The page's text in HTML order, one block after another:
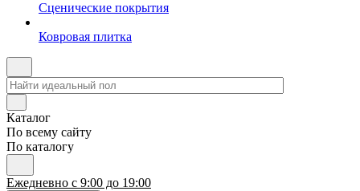
Сценические покрытия
Ковровая плитка
Каталог
По всему сайту
По каталогу
Ежедневно с 9:00 до 19:00